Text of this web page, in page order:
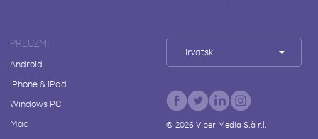
PREUZMI
Android
iPhone & iPad
Windows PC
Mac
Hrvatski
© 2026Viber Media S.à r.l.